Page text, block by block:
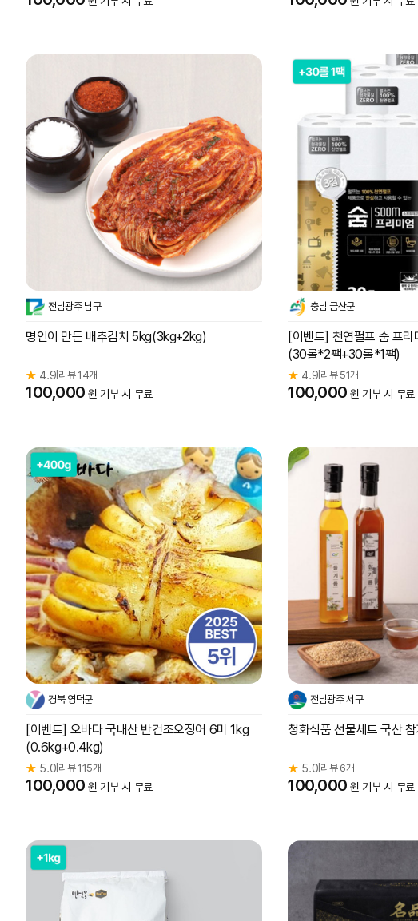
전남광주 남구
명인이 만든 배추김치 5kg(3kg+2kg)
★ 4.9 리뷰 14개
100,000 원 기부 시 무료
충남 금산군
[이벤트] 천연펄프 숨 프
(30롤*2팩+30롤*1팩)
★ 4.9 리뷰 51개
100,000 원 기부 시 무료
경북 영덕군
[이벤트] 오바다 국내산 반건조오징어 6미 1kg
(0.6kg+0.4kg)
★ 5.0 리뷰 115개
100,000 원 기부 시 무료
전남광주 서구
청화식품 선물세트 국산
★ 5.0 리뷰 6개
100,000 원 기부 시 무료